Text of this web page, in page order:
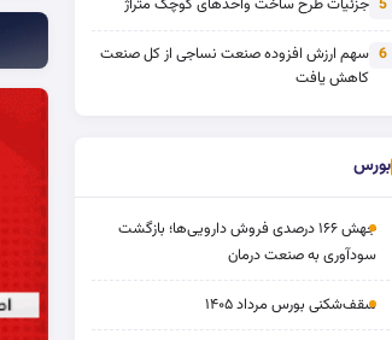
5
6 سهم ارزش افزوده صنعت نساجی از کل صنعت
کاهش یافت
بورس
جهش ۱۶۶ درصدی فروش دارویی‌ها؛ بازگشت
سودآوری به صنعت درمان
سقف‌شکنی بورس مرداد ۱۴۰۵